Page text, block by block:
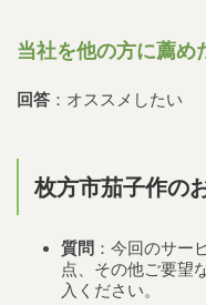
当社を他の方に薦め
回答 ：オススメしたい
枚方市茄子作の
質問 ：今回のサー
点、その他ご要望
入ください。